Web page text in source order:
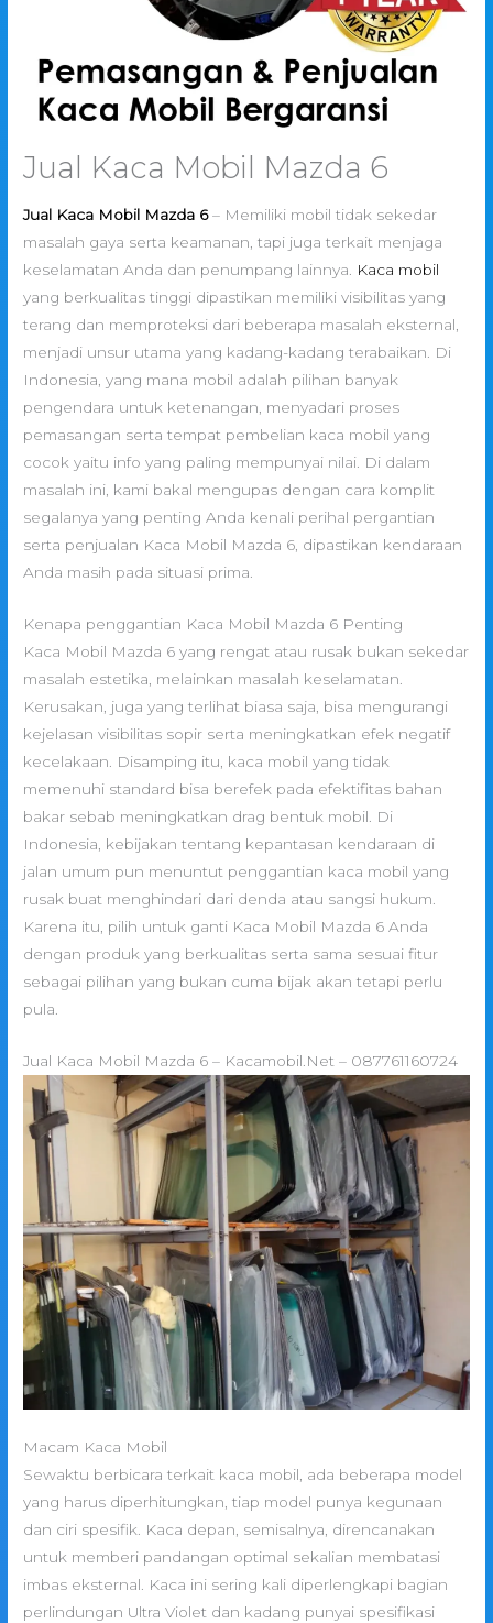
Jual Kaca Mobil Mazda 6
Jual Kaca Mobil Mazda 6– Memiliki mobil tidak sekedar
masalah gaya serta keamanan, tapi juga terkait menjaga
keselamatan Anda dan penumpang lainnya.
Kaca mobil
yang berkualitas tinggi dipastikan memiliki visibilitas yang
terang dan memproteksi dari beberapa masalah eksternal,
menjadi unsur utama yang kadang-kadang terabaikan. Di
Indonesia, yang mana mobil adalah pilihan banyak
pengendara untuk ketenangan, menyadari proses
pemasangan serta tempat pembelian kaca mobil yang
cocok yaitu info yang paling mempunyai nilai. Di dalam
masalah ini, kami bakal mengupas dengan cara komplit
segalanya yang penting Anda kenali perihal pergantian
serta penjualan Kaca Mobil Mazda 6, dipastikan kendaraan
Anda masih pada situasi prima.
Kenapa penggantian Kaca Mobil Mazda 6 Penting
Kaca Mobil Mazda 6 yang rengat atau rusak bukan sekedar
masalah estetika, melainkan masalah keselamatan.
Kerusakan, juga yang terlihat biasa saja, bisa mengurangi
kejelasan visibilitas sopir serta meningkatkan efek negatif
kecelakaan. Disamping itu, kaca mobil yang tidak
memenuhi standard bisa berefek pada efektifitas bahan
bakar sebab meningkatkan drag bentuk mobil. Di
Indonesia, kebijakan tentang kepantasan kendaraan di
jalan umum pun menuntut penggantian kaca mobil yang
rusak buat menghindari dari denda atau sangsi hukum.
Karena itu, pilih untuk ganti Kaca Mobil Mazda 6 Anda
dengan produk yang berkualitas serta sama sesuai fitur
sebagai pilihan yang bukan cuma bijak akan tetapi perlu
pula.
Jual Kaca Mobil Mazda 6 – Kacamobil.Net – 087761160724
Macam Kaca Mobil
Sewaktu berbicara terkait kaca mobil, ada beberapa model
yang harus diperhitungkan, tiap model punya kegunaan
dan ciri spesifik. Kaca depan, semisalnya, direncanakan
untuk memberi pandangan optimal sekalian membatasi
imbas eksternal. Kaca ini sering kali diperlengkapi bagian
perlindungan Ultra Violet dan kadang punyai spesifikasi